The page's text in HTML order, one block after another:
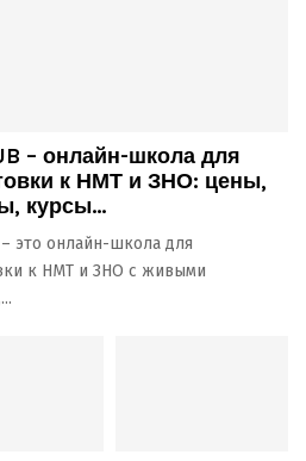
– онлайн-школа для
к НМТ и ЗНО: цены,
курсы...
– это онлайн-школа для
к НМТ и ЗНО с живыми